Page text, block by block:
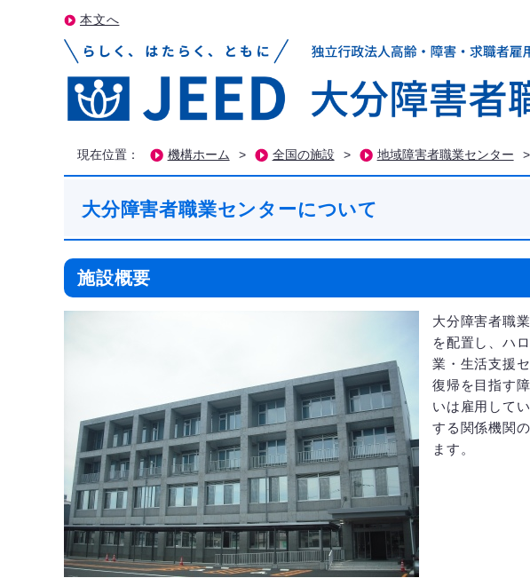
本文へ
現在位置： 機構ホーム > 全国の施設 > 地域障害者職業センター >
大分障害者職業センターについて
施設概要
大分障害者職
を配置し、ハ
業・生活支援
復帰を目指す
いは雇用して
する関係機関
ます。